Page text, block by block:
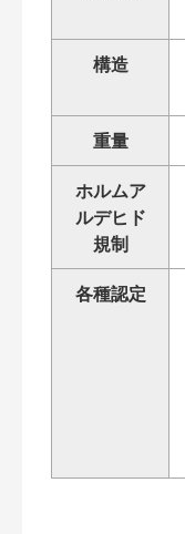
構造
重量
ホルムア
ルデヒド
規制
各種認定